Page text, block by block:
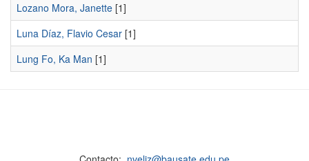
Lozano Mora, Janette [1]
Luna Díaz, Flavio Cesar [1]
Lung Fo, Ka Man [1]